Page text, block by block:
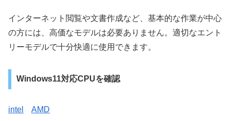
インターネット閲覧や文書作成など、基本的な作業が中心
の方には、高価なモデルは必要ありません。適切なエント
リーモデルで十分快適に使用できます。
Windows11対応CPUを確認
intel AMD